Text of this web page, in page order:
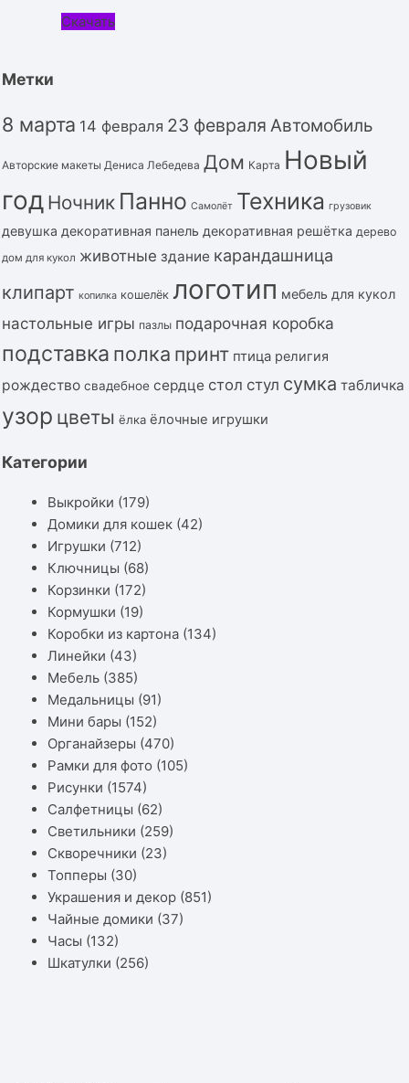
Скачать
Метки
8 марта 14 февраля 23 февраля Автомобиль
Авторские макеты Дениса Лебедева Дом Карта Новый
год Ночник Панно Самолёт Техника грузовик
девушка декоративная панель декоративная решётка дерево
дом для кукол животные здание карандашница
клипарт копилка кошелёк логотип мебель для кукол
настольные игры пазлы подарочная коробка
подставка полка принт птица религия
рождество свадебное сердце стол стул сумка табличка
узор цветы ёлка ёлочные игрушки
Категории
Выкройки (179)
Домики для кошек (42)
Игрушки (712)
Ключницы (68)
Корзинки (172)
Кормушки (19)
Коробки из картона (134)
Линейки (43)
Мебель (385)
Медальницы (91)
Мини бары (152)
Органайзеры (470)
Рамки для фото (105)
Рисунки (1574)
Салфетницы (62)
Светильники (259)
Скворечники (23)
Топперы (30)
Украшения и декор (851)
Чайные домики (37)
Часы (132)
Шкатулки (256)